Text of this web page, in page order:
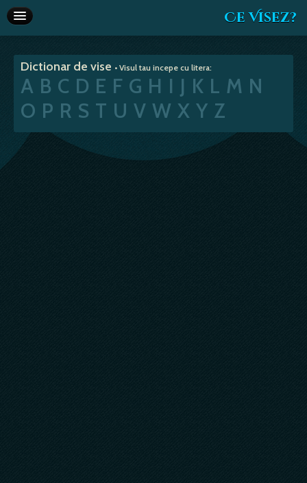
Ce Visez?
Interpretare vise
Articole
Va recomandam
Dictionar de vise • Visul tau incepe cu litera:
A B C D E F G H I J K L M N
O P R S T U V W X Y Z